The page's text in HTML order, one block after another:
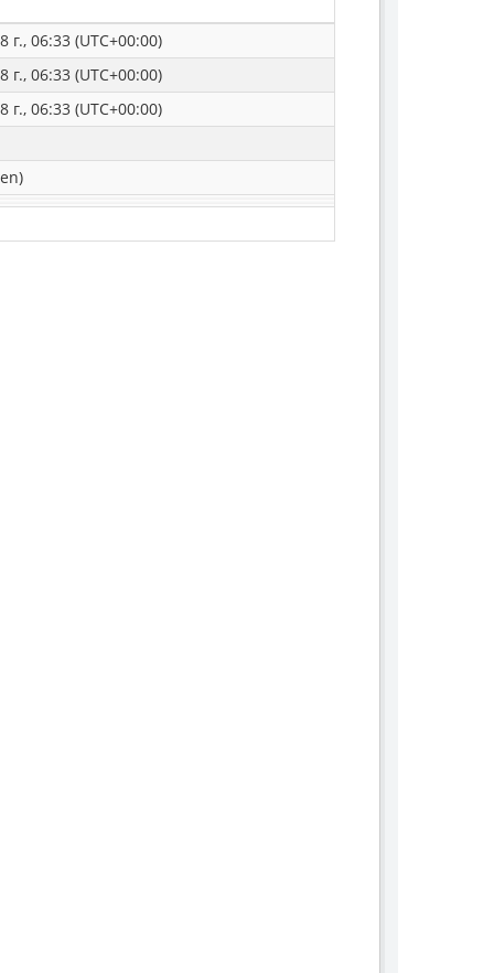
г., 06:33 (UTC+00:00)
г., 06:33 (UTC+00:00)
г., 06:33 (UTC+00:00)